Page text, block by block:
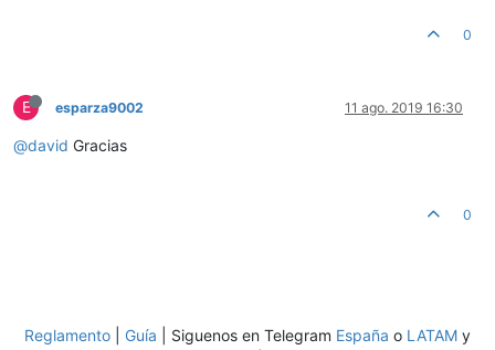
0
E esparza9002 11 ago. 2019 16:30
@david Gracias
0
Reglamento Guía | Siguenos en Telegram España o LATAM y